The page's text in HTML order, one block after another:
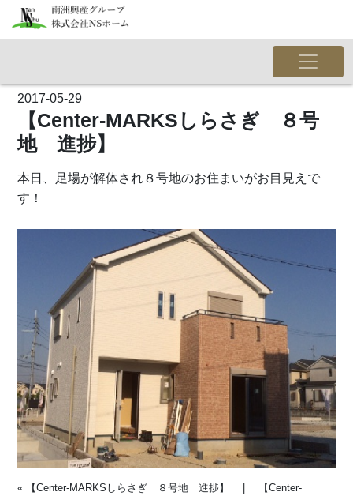
2017-05-29
【Center-MARKSしらさぎ ８号
地 進捗】
本日、足場が解体され８号地のお住まいがお目見えで
す！
« 【Center-MARKSしらさぎ ８号地 進捗】
【Center-